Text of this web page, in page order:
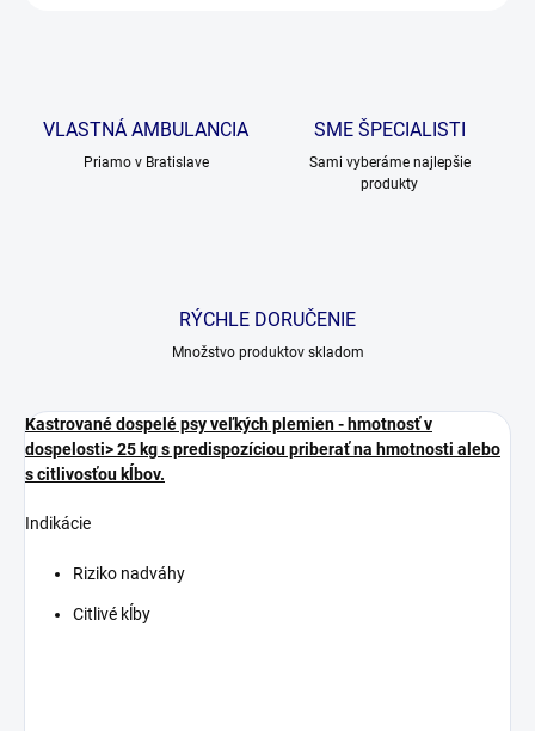
VLASTNÁ AMBULANCIA
Priamo v Bratislave
SME ŠPECIALISTI
Sami vyberáme najlepšie
produkty
RÝCHLE DORUČENIE
Množstvo produktov skladom
Kastrované dospelé psy veľkých plemien - hmotnosť v
dospelosti> 25 kg s predispozíciou priberať na hmotnosti alebo
s citlivosťou kĺbov.
Indikácie
Riziko nadváhy
Citlivé kĺby